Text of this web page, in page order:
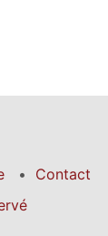
Contact